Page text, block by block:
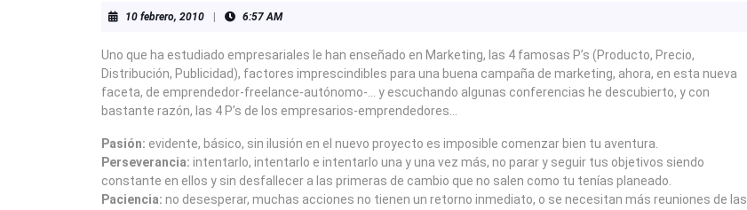
10 febrero, 201010
2010
6:57 AM
Uno que ha estudiado empresariales le han enseñado en Marketing, las 4 famosas P’s (Producto, Precio,
Distribución, Publicidad), factores imprescindibles para una buena campaña de marketing, ahora, en esta nueva
faceta, de emprendedor-freelance-autónomo-… y escuchando algunas conferencias he descubierto, y con
bastante razón, las 4 P’s de los empresarios-emprendedores…
Pasión: evidente, básico, sin ilusión en el nuevo proyecto es imposible comenzar bien tu aventura.
Perseverancia: intentarlo, intentarlo e intentarlo una y una vez más, no parar y seguir tus objetivos siendo
constante en ellos y sin desfallecer a las primeras de cambio que no salen como tu tenías planeado.
Paciencia: no desesperar, muchas acciones no tienen un retorno inmediato, o se necesitan más reuniones de las